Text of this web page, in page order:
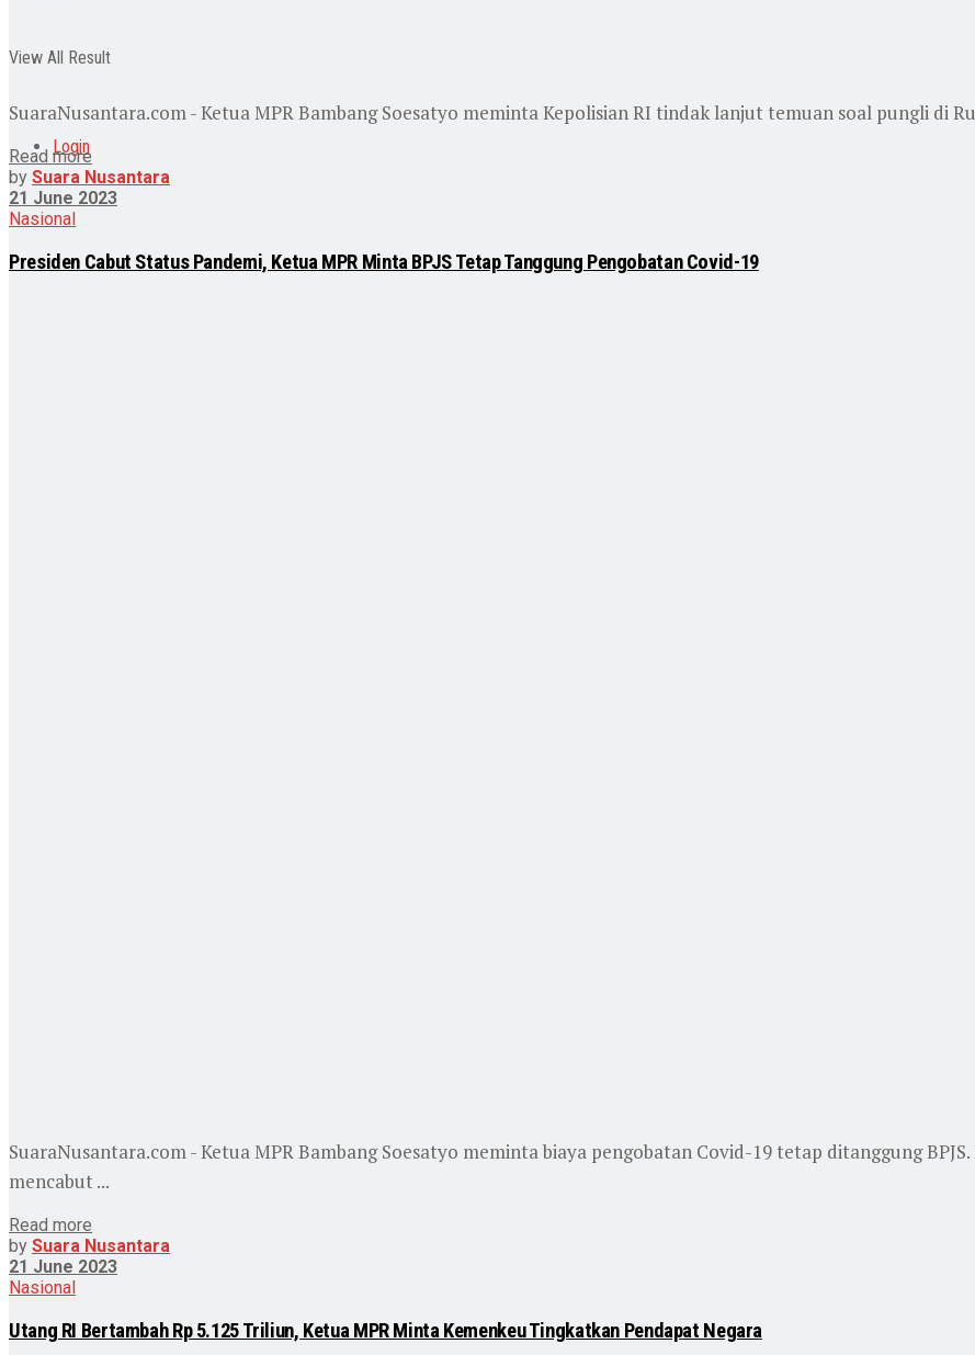
View All Result
Login
SuaraNusantara.com - Ketua MPR Bambang Soesatyo meminta Kepolisian RI tindak lanjut temuan soal pungli di
Read more
by Suara Nusantara
21 June 2023
Nasional
Presiden Cabut Status Pandemi, Ketua MPR Minta BPJS Tetap Tanggung Pengobatan Covid-19
SuaraNusantara.com - Ketua MPR Bambang Soesatyo meminta biaya pengobatan Covid-19 tetap ditanggung
mencabut ...
Read more
by Suara Nusantara
21 June 2023
Nasional
Utang RI Bertambah Rp 5.125 Triliun, Ketua MPR Minta Kemenkeu Tingkatkan Pendapat Negara